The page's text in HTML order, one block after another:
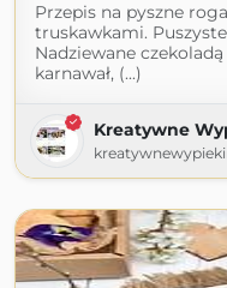
Przepis na pyszne
truskawkami.
Nadziewane
karnawał, (...)
Kreatywne